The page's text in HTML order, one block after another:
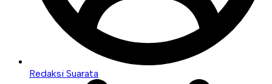
Redaksi Suarata